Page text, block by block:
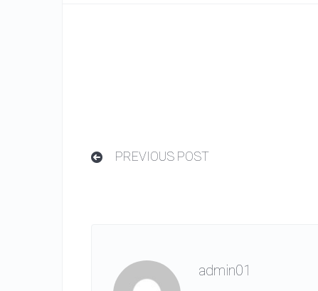
PREVIOUS POST
admin01